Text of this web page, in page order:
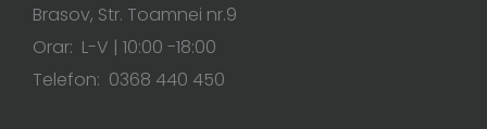
Brasov, Str. Toamnei nr.9
Orar: L-V | 10:00 -18:00
Telefon: 0368 440 450